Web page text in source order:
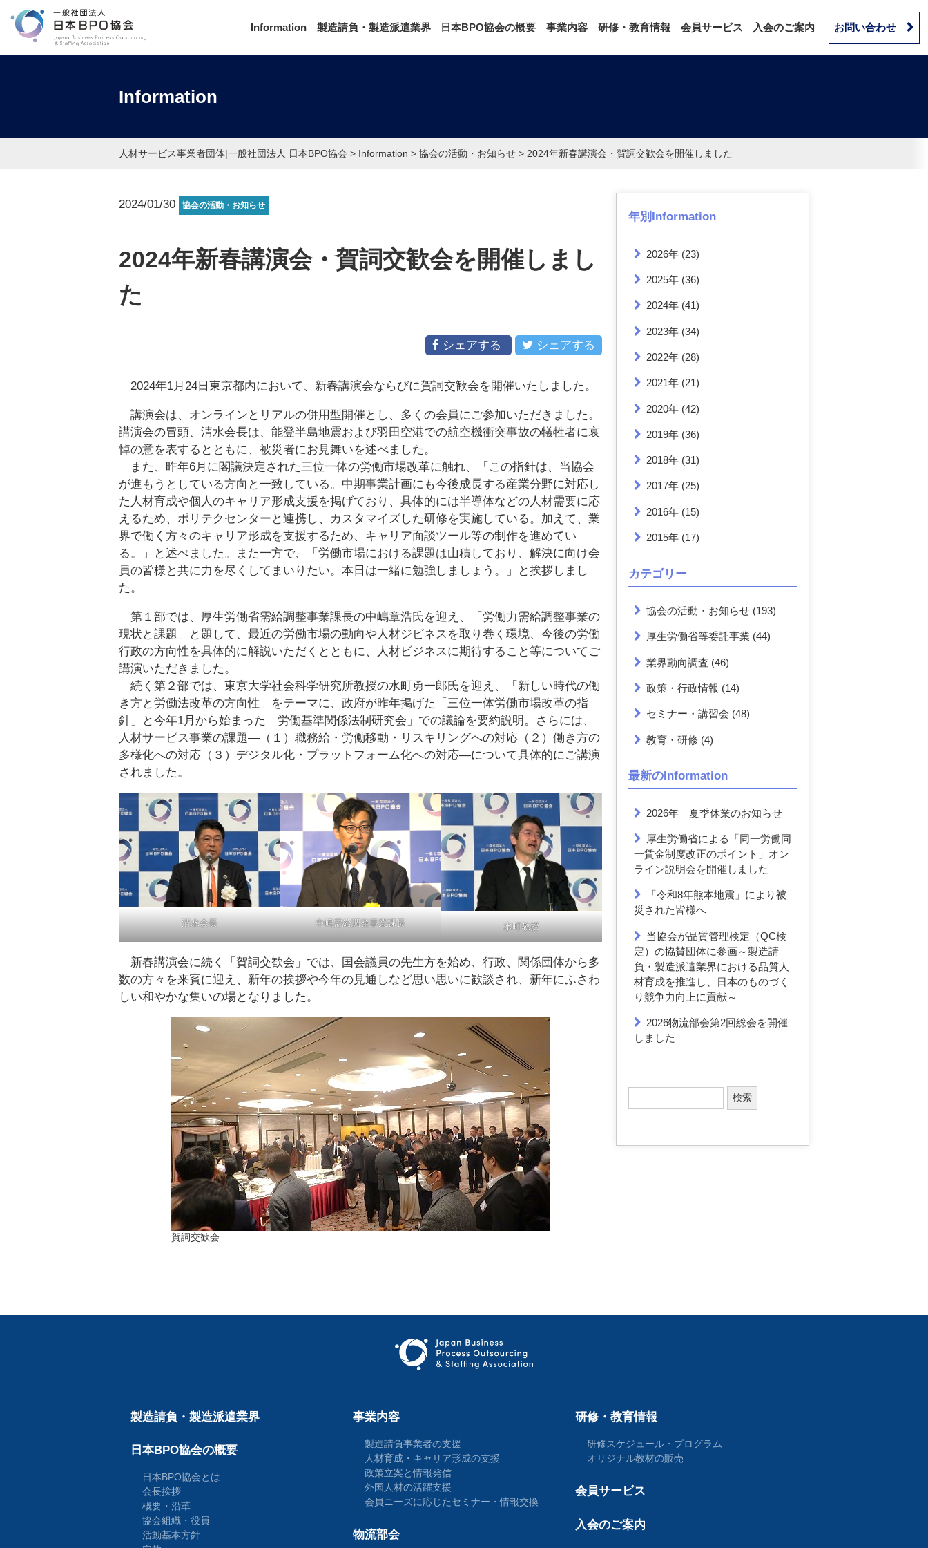
Information 製造請負・製造派遣業界 日本BPO協会の概要 事業内容 研修・教育情報 会員サービス 入会のご案内 お問い合わせ
Information
人材サービス事業者団体|一般社団法人 日本BPO協会 > Information > 協会の活動・お知らせ > 2024年新春講演会・賀詞交歓会を開催しました
2024/01/30 協会の活動・お知らせ
2024年新春講演会・賀詞交歓会を開催しまし
た
シェアする シェアする
2024年1月24日東京都内において、新春講演会ならびに賀詞交歓会を開催いたしました。
講演会は、オンラインとリアルの併用型開催とし、多くの会員にご参加いただきました。
講演会の冒頭、清水会長は、能登半島地震および羽田空港での航空機衝突事故の犠牲者に哀
悼の意を表するとともに、被災者にお見舞いを述べました。
また、昨年6月に閣議決定された三位一体の労働市場改革に触れ、「この指針は、当協会
が進もうとしている方向と一致している。中期事業計画にも今後成長する産業分野に対応し
た人材育成や個人のキャリア形成支援を掲げており、具体的には半導体などの人材需要に応
えるため、ポリテクセンターと連携し、カスタマイズした研修を実施している。加えて、業
界で働く方々のキャリア形成を支援するため、キャリア面談ツール等の制作を進めてい
る。」と述べました。また一方で、「労働市場における課題は山積しており、解決に向け会
員の皆様と共に力を尽くしてまいりたい。本日は一緒に勉強しましょう。」と挨拶しまし
た。
第１部では、厚生労働省需給調整事業課長の中嶋章浩氏を迎え、「労働力需給調整事業の
現状と課題」と題して、最近の労働市場の動向や人材ジビネスを取り巻く環境、今後の労働
行政の方向性を具体的に解説いただくとともに、人材ビジネスに期待すること等についてご
講演いただきました。
続く第２部では、東京大学社会科学研究所教授の水町勇一郎氏を迎え、「新しい時代の働
き方と労働法改革の方向性」をテーマに、政府が昨年掲げた「三位一体労働市場改革の指
針」と今年1月から始まった「労働基準関係法制研究会」での議論を要約説明。さらには、
人材サービス事業の課題―（１）職務給・労働移動・リスキリングへの対応（２）働き方の
多様化への対応（３）デジタル化・プラットフォーム化への対応―について具体的にご講演
されました。
清水会長 中嶋需給調整事業課長 水町教授
新春講演会に続く「賀詞交歓会」では、国会議員の先生方を始め、行政、関係団体から多
数の方々を来賓に迎え、新年の挨拶や今年の見通しなど思い思いに歓談され、新年にふさわ
しい和やかな集いの場となりました。
賀詞交歓会
年別Information
2026年 (23)
2025年 (36)
2024年 (41)
2023年 (34)
2022年 (28)
2021年 (21)
2020年 (42)
2019年 (36)
2018年 (31)
2017年 (25)
2016年 (15)
2015年 (17)
カテゴリー
協会の活動・お知らせ (193)
厚生労働省等委託事業 (44)
業界動向調査 (46)
政策・行政情報 (14)
セミナー・講習会 (48)
教育・研修 (4)
最新のInformation
2026年 夏季休業のお知らせ
厚生労働省による「同一労働同
一賃金制度改正のポイント」オン
ライン説明会を開催しました
「令和8年熊本地震」により被
災された皆様へ
当協会が品質管理検定（QC検
定）の協賛団体に参画～製造請
負・製造派遣業界における品質人
材育成を推進し、日本のものづく
り競争力向上に貢献～
2026物流部会第2回総会を開催
しました
索
製造請負・製造派遣業界
日本BPO協会の概要
日本BPO協会とは
会長挨拶
概要・沿革
協会組織・役員
活動基本方針
事業内容
製造請負事業者の支援
人材育成・キャリア形成の支援
政策立案と情報発信
外国人材の活躍支援
会員ニーズに応じたセミナー・情報交換
物流部会
研修・教育情報
研修スケジュール・プログラム
オリジナル教材の販売
会員サービス
入会のご案内